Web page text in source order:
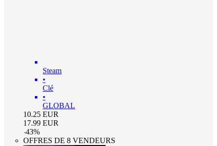
Steam
•
Clé
•
GLOBAL
10.25 EUR
17.99 EUR
-43%
OFFRES DE 8 VENDEURS